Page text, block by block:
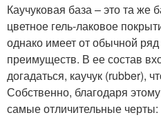
Каучуковая база – это та же
цветное гель-лаковое
однако имеет от обычной
преимуществ. В ее состав
догадаться, каучук (rubber),
Собственно, благодаря
самые отличительные черты: